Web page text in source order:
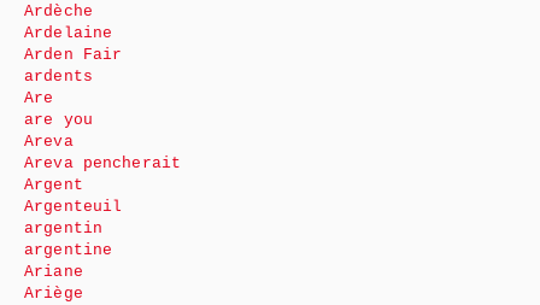
Ardèche
Ardelaine
Arden Fair
ardents
Are
are you
Areva
Areva pencherait
Argent
Argenteuil
argentin
argentine
Ariane
Ariège